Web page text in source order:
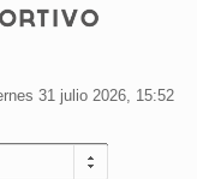
31 julio 2026, 15:52